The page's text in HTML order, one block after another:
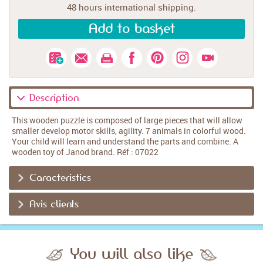
48 hours international shipping.
Add to basket
Description
This wooden puzzle is composed of large pieces that will allow
smaller develop motor skills, agility. 7 animals in colorful wood.
Your child will learn and understand the parts and combine. A
wooden toy of Janod brand. Réf : 07022
Caracteristics
Avis clients
You will also like